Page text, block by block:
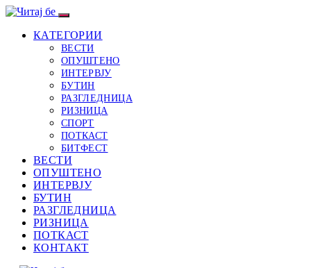
КАТЕГОРИИ
ВЕСТИ
ОПУШТЕНО
ИНТЕРВЈУ
БУТИН
РАЗГЛЕДНИЦА
РИЗНИЦА
СПОРТ
ПОТКАСТ
БИТФЕСТ
ВЕСТИ
ОПУШТЕНО
ИНТЕРВЈУ
БУТИН
РАЗГЛЕДНИЦА
РИЗНИЦА
ПОТКАСТ
КОНТАКТ